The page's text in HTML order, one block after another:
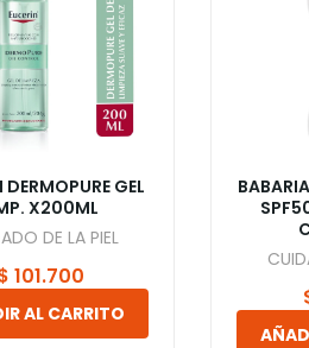
DERMOPURE GEL
X200ML
DE LA PIEL
101.700
AL CARRITO